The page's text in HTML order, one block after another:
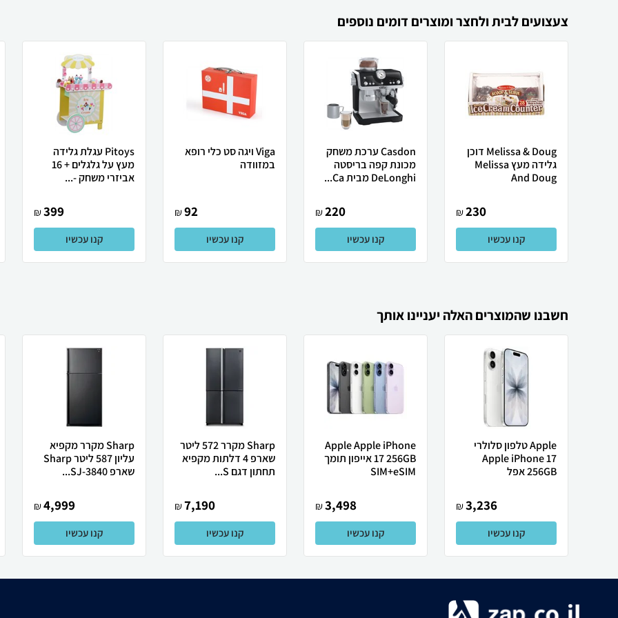
צעצועים לבית ולחצר ומוצרים דומים נוספים
Melissa & Doug דוכן
גלידה מעץ Melissa
And Doug
230
₪
קנו עכשיו
Casdon ערכת משחק
מכונת קפה בריסטה
DeLonghi מבית Ca...
220
₪
קנו עכשיו
Viga ויגה סט כלי רופא
במזוודה
92
₪
קנו עכשיו
Pitoys עגלת גלידה
מעץ על גלגלים + 16
אביזרי משחק -...
399
₪
קנו עכשיו
חשבנו שהמוצרים האלה יעניינו אותך
Apple טלפון סלולרי
Apple iPhone 17
256GB אפל
3,236
₪
קנו עכשיו
Apple Apple iPhone
17 256GB אייפון תומך
SIM+eSIM
3,498
₪
קנו עכשיו
Sharp מקרר 572 ליטר
שארפ 4 דלתות מקפיא
תחתון דגם S...
7,190
₪
קנו עכשיו
Sharp מקרר מקפיא
עליון 587 ליטר Sharp
שארפ SJ-3840...
4,999
₪
קנו עכשיו